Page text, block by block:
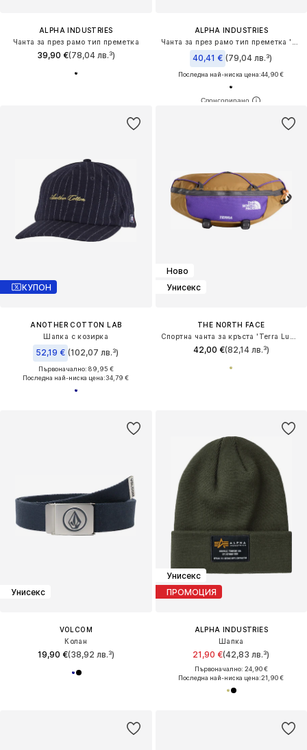
ALPHA INDUSTRIES
Чанта за през рамо тип преметка
39,90 €(78,04 лв.³)
ALPHA INDUSTRIES
40,41 € (79,04 лв.³)
Последна най-ниска цена:44,90 €
КУПОН
ANOTHER COTTON LAB
Шапка с козирка
52,19 € (102,07 лв.³)
Първоначално: 89,95 €
Последна най-ниска цена:34,79 €
Ново
Унисекс
THE NORTH FACE
42,00 €(82,14 лв.³)
Унисекс
VOLCOM
Колан
19,90 €(38,92 лв.³)
Унисекс
ПРОМОЦИЯ
ALPHA INDUSTRIES
Шапка
21,90 €(42,83 лв.³)
Първоначално: 24,90 €
Последна най-ниска цена:21,90 €